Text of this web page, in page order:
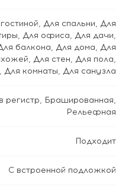
, Для спальни, Для
, Для офиса, Для дачи,
балкона, Для дома, Для
, Для стен, Для пола,
, Для комнаты, Для санузла
регистр, Брашированная,
Рельефная
Подходит
C встроенной подложкой